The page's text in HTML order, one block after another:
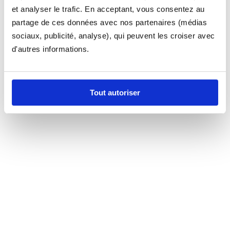
et analyser le trafic. En acceptant, vous consentez au
partage de ces données avec nos partenaires (médias
sociaux, publicité, analyse), qui peuvent les croiser avec
d'autres informations.
Tout autoriser